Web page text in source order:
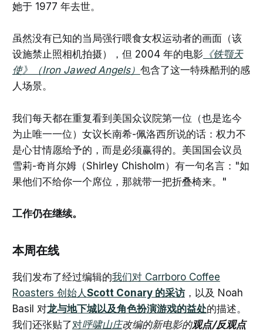
她于 1977 年去世。
虽然没有已知的当局强行喂食女权运动者的画面（该
设施禁止照相机拍摄），但 2004 年的电影 《铁颚天
使》（Iron Jawed Angels） 包含了这一特殊酷刑的感
人场景。
我们每天都在重复看到美国众议院第一位（也是迄今
为止唯一一位）女议长南希-佩洛西所说的话：权力不
是心甘情愿给予的，而是必须赢得的。美国国会议员
雪莉-奇肖尔姆（Shirley Chisholm）有一句名言："如
果他们不给你一个席位，那就带一把折叠椅来。"
工作仍在继续。
本周在线
我们发布了经过编辑的我们对 Carrboro Coffee
Roasters 创始人Scott Conary 的采访，以及 Noah
Basil 对龙与地下城以及角色扮演游戏的益处的描述。
我们还张贴了对呼啸山庄改编的新电影的观点/反观点